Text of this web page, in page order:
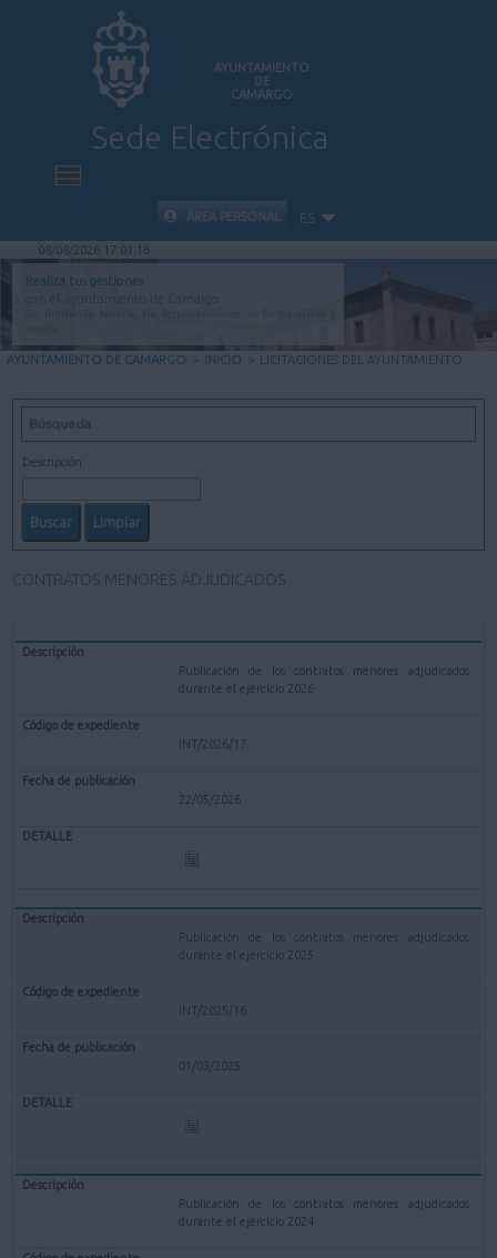
AYUNTAMIENTO
DE
CAMARGO
Sede Electrónica
INICIO
INFORMACIÓN PÚBLICA
CARPETA CIUDADANA
AYUDA
ÁREA PERSONAL ES
08/08/2026 17:01:17
Realiza tus gestiones
con el Ayuntamiento de Camargo
AYUNTAMIENTO DE CAMARGO > INICIO > LICITACIONES DEL AYUNTAMIENTO
Búsqueda
Descripción
CONTRATOS MENORES ADJUDICADOS
Publicación de los contratos menores adjudicados
durante el ejercicio 2026
INT/2026/17
22/05/2026
Publicación de los contratos menores adjudicados
durante el ejercicio 2025
INT/2025/16
01/03/2025
Publicación de los contratos menores adjudicados
durante el ejercicio 2024